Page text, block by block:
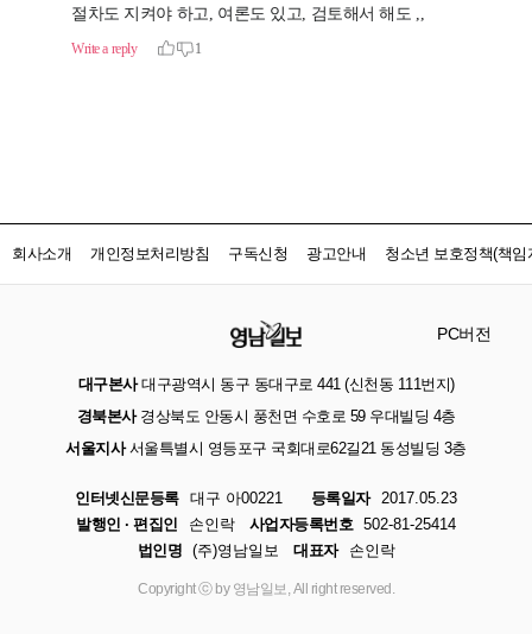
회사소개 개인정보처리방침 구독신청 광고안내 청소년 보호정책(책임
PC버전
대구본사대구광역시 동구 동대구로 441 (신천동 111번지)
경북본사경상북도 안동시 풍천면 수호로 59 우대빌딩 4층
서울지사서울특별시 영등포구 국회대로62길21 동성빌딩 3층
인터넷신문등록 대구 아00221 등록일자
2017.05.23
발행인 · 편집인
손인락 사업자등록번호 502-81-25414
법인명 (주)영남일보 대표자 손인락
Copyright ⓒ by 영남일보, All right reserved.